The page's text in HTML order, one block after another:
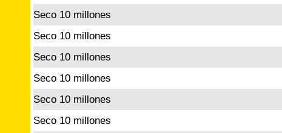
Seco 10 millones
Seco 10 millones
Seco 10 millones
Seco 10 millones
Seco 10 millones
Seco 10 millones